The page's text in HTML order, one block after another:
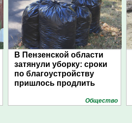
В Пензенской области
затянули уборку: сроки
по благоустройству
пришлось продлить
Общество